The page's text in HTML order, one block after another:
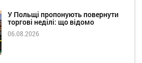
У Польщі пропонують повернути
торгові неділі: що відомо
06.08.2026